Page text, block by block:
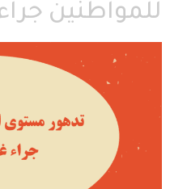
للمواطنين